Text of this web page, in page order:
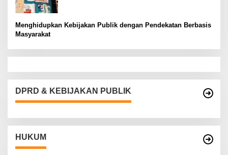
Menghidupkan Kebijakan Publik dengan Pendekatan Berbasis
Masyarakat
DPRD & KEBIJAKAN PUBLIK
HUKUM